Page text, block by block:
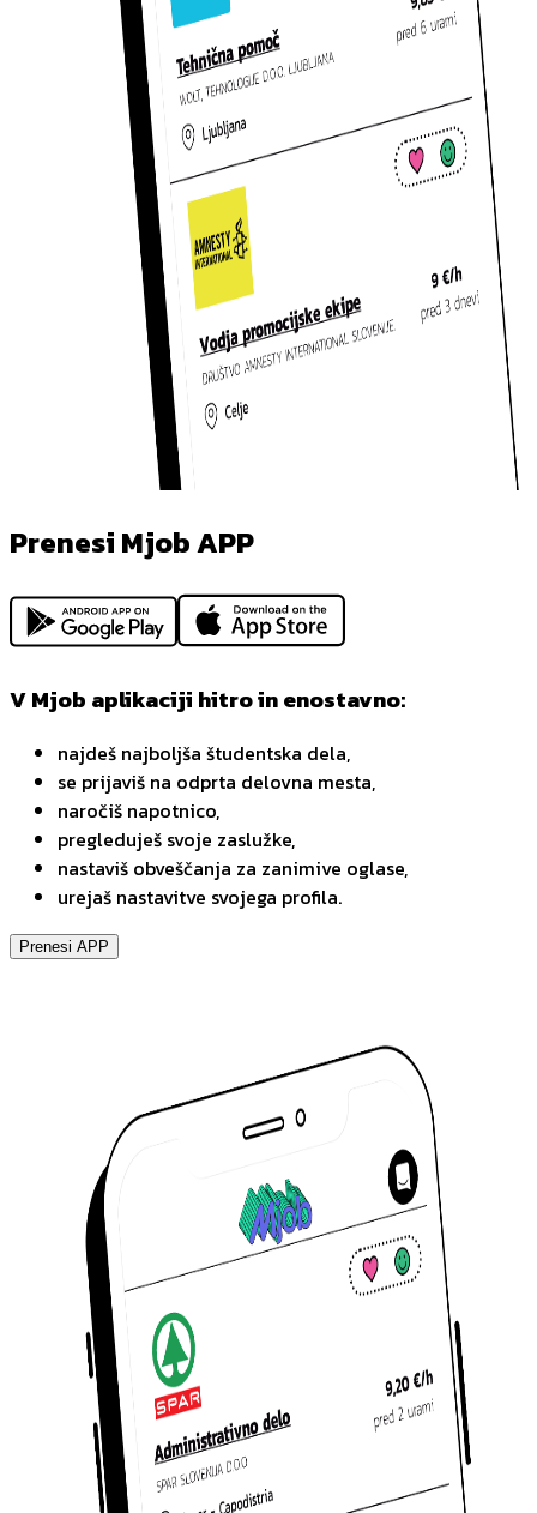
Prenesi Mjob APP
V Mjob aplikaciji hitro in enostavno:
najdeš najboljša študentska dela,
se prijaviš na odprta delovna mesta,
naročiš napotnico,
pregleduješ svoje zaslužke,
nastaviš obveščanja za zanimive oglase,
urejaš nastavitve svojega profila.
Prenesi APP